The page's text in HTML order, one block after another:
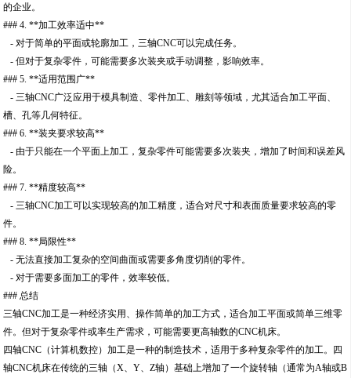
的企业。
### 4. **加工效率适中**
- 对于简单的平面或轮廓加工，三轴CNC可以完成任务。
- 但对于复杂零件，可能需要多次装夹或手动调整，影响效率。
### 5. **适用范围广**
- 三轴CNC广泛应用于模具制造、零件加工、雕刻等领域，尤其适合加工平面、
槽、孔等几何特征。
### 6. **装夹要求较高**
- 由于只能在一个平面上加工，复杂零件可能需要多次装夹，增加了时间和误差风
险。
### 7. **精度较高**
- 三轴CNC加工可以实现较高的加工精度，适合对尺寸和表面质量要求较高的零
件。
### 8. **局限性**
- 无法直接加工复杂的空间曲面或需要多角度切削的零件。
- 对于需要多面加工的零件，效率较低。
### 总结
三轴CNC加工是一种经济实用、操作简单的加工方式，适合加工平面或简单三维零
件。但对于复杂零件或率生产需求，可能需要更高轴数的CNC机床。
四轴CNC（计算机数控）加工是一种的制造技术，适用于多种复杂零件的加工。四
轴CNC机床在传统的三轴（X、Y、Z轴）基础上增加了一个旋转轴（通常为A轴或B